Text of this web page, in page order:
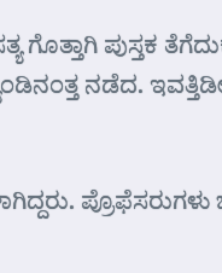
ಪುಸ್ತಕ
ನಡೆದ.